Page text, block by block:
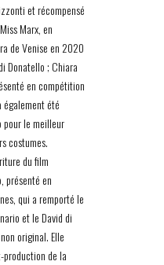
et récompensé
Marx, en
de Venise en 2020
Donatello ; Chiara
en compétition
également été
pour le meilleur
costumes.
du film
présenté en
qui a remporté le
et le David di
original. Elle
de la